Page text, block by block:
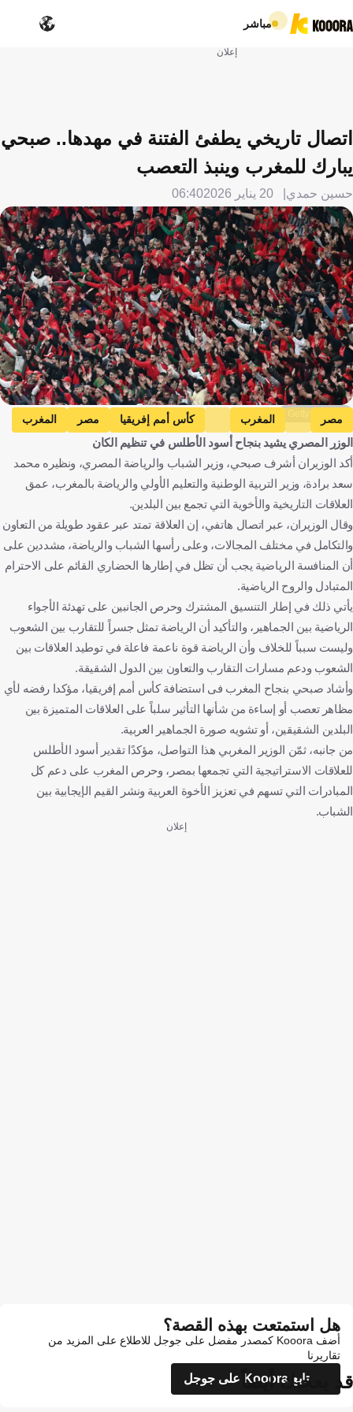
مباشر
إعلان
اتصال تاريخي يطفئ الفتنة في مهدها.. صبحي
يبارك للمغرب وينبذ التعصب
حسين حمدي 20 يناير 2026 06:40
Getty Images
مصر المغرب كأس أمم إفريقيا مصر
المغرب
كرة قدم
الوزر المصري يشيد بنجاح أسود الأطلس في تنظيم الكان
أكد الوزيران أشرف صبحي، وزير الشباب والرياضة المصري، ونظيره محمد
سعد برادة، وزير التربية الوطنية والتعليم الأولي والرياضة بالمغرب، عمق
العلاقات التاريخية والأخوية التي تجمع بين البلدين.
وقال الوزيران، عبر اتصال هاتفي، إن العلاقة تمتد عبر عقود طويلة من التعاون
والتكامل في مختلف المجالات، وعلى رأسها الشباب والرياضة، مشددين على
أن المنافسة الرياضية يجب أن تظل في إطارها الحضاري القائم على الاحترام
المتبادل والروح الرياضية.
يأتي ذلك في إطار التنسيق المشترك وحرص الجانبين على تهدئة الأجواء
الرياضية بين الجماهير، والتأكيد أن الرياضة تمثل جسراً للتقارب بين الشعوب
وليست سبباً للخلاف وأن الرياضة قوة ناعمة فاعلة في توطيد العلاقات بين
الشعوب ودعم مسارات التقارب والتعاون بين الدول الشقيقة.
وأشاد صبحي بنجاح المغرب فى استضافة كأس أمم إفريقيا، مؤكدا رفضه لأي
مظاهر تعصب أو إساءة من شأنها التأثير سلباً على العلاقات المتميزة بين
البلدين الشقيقين، أو تشويه صورة الجماهير العربية.
من جانبه، ثمّن الوزير المغربي هذا التواصل، مؤكدًا تقدير أسود الأطلس
للعلاقات الاستراتيجية التي تجمعها بمصر، وحرص المغرب على دعم كل
المبادرات التي تسهم في تعزيز الأخوة العربية ونشر القيم الإيجابية بين
الشباب.
إعلان
هل استمتعت بهذه القصة؟
أضف Kooora كمصدر مفضل على جوجل للاطلاع على المزيد من
تقاريرنا
تابع Kooora على جوجل
قد يعجبك أيضاً